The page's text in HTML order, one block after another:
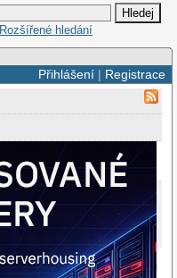
Rozšířené hledání
Přihlášení| Registrace